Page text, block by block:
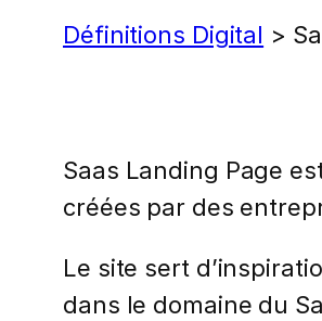
Définitions Digital >
Saas Landing Page
créées par des
Le site sert
dans le domaine du